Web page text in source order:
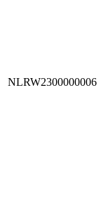
NLRW2300000006